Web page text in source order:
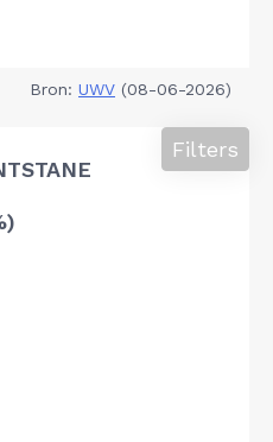
Bron: UWV (08-06-2026)
Filters